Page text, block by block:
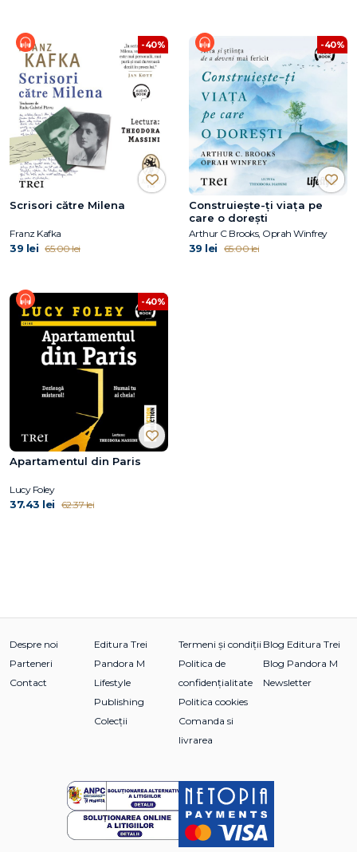
-40%
Scrisori către Milena
Franz Kafka
39 lei 65.00 lei
-40%
Construiește-ți viața pe
care o dorești
Arthur C Brooks, Oprah Winfrey
39 lei 65.00 lei
-40%
Apartamentul din Paris
Lucy Foley
37.43 lei 62.37 lei
Despre noi
Parteneri
Contact
Editura Trei
Pandora M
Lifestyle
Publishing
Colecții
Termeni și condiții
Politica de
confidențialitate
Politica cookies
Comanda si
livrarea
Blog Editura Trei
Blog Pandora M
Newsletter